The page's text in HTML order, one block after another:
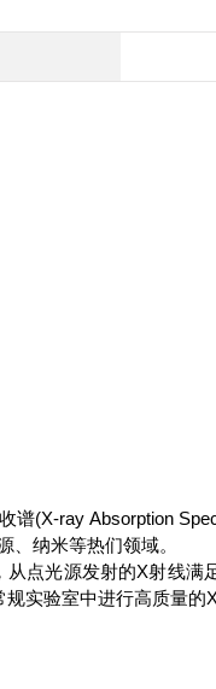
谱(X-ray Absorption
、纳米等热们领域。
点光源发射的X射线满
实验室中进行高质量的